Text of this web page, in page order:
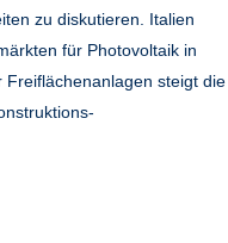
zu diskutieren. Italien
für Photovoltaik in
steigt die